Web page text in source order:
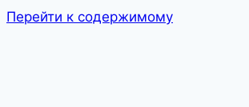
Перейти к содержимому